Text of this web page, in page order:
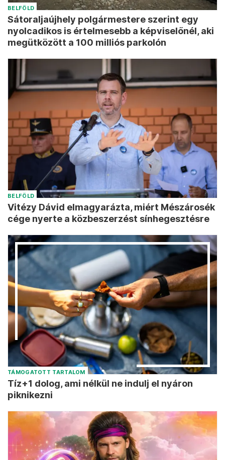
BELFÖLD
Sátoraljaújhely polgármestere szerint egy
nyolcadikos is értelmesebb a képviselőnél, aki
megütközött a 100 milliós parkolón
BELFÖLD
Vitézy Dávid elmagyarázta, miért Mészárosék
cége nyerte a közbeszerzést sínhegesztésre
TÁMOGATOTT TARTALOM
Tíz+1 dolog, ami nélkül ne indulj el nyáron
piknikezni